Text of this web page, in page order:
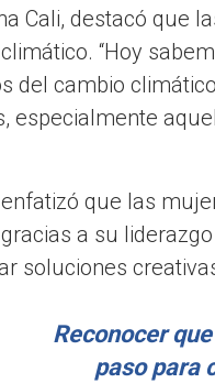
Cali, destacó que
“Hoy
del cambio
especialmente
que las
a su
soluciones
Reconocer
paso para